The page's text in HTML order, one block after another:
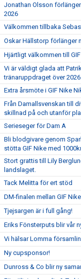
Jonathan Olsson
2026
Välkommen tillbaka
Oskar Hällstorp förlänger
Hjärtligt välkommen till
Vi är väldigt glada att
tränaruppdraget över 2026.
Extra årsmöte i GIF Nike
Från Damallsvenskan till
skillnad på och utanför
Serieseger för Dam A
Bli blodgivare genom
stötta GIF Nike med
Stort grattis till Lily
landslaget.
Tack Melitta för ert stöd
DM-finalen mellan GIF
Tjejsargen är i full gång!
Eriks Fönsterputs blir vår
Vi hälsar Lomma
Ny cupsponsor!
Dunross & Co blir ny